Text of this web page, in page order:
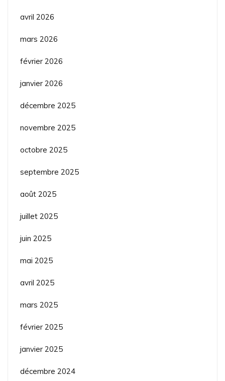
avril 2026
mars 2026
février 2026
janvier 2026
décembre 2025
novembre 2025
octobre 2025
septembre 2025
août 2025
juillet 2025
juin 2025
mai 2025
avril 2025
mars 2025
février 2025
janvier 2025
décembre 2024